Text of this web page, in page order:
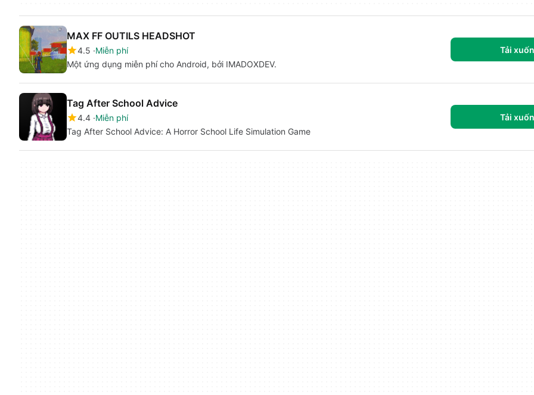
MAX FF OUTILS HEADSHOT
4.5 Miễn phí
Một ứng dụng miễn phí cho Android, bởi IMADOXDEV.
Tải
Tag After School Advice
4.4 Miễn phí
Tag After School Advice: A Horror School Life Simulation Game
Tải